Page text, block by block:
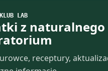
LAB
z naturalnego
receptury,